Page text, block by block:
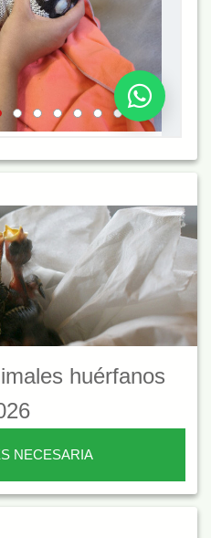
huérfanos
NECESARIA